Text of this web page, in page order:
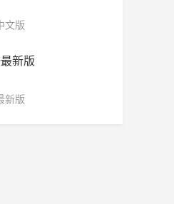
文版
新版
新版